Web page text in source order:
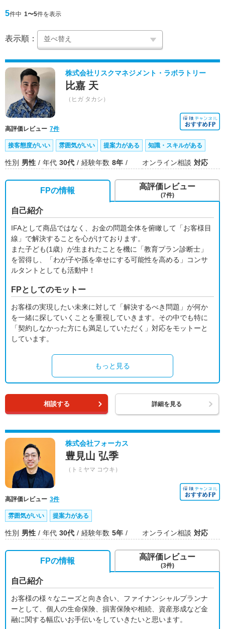
5件中 1〜5件を表示
表示順：
株式会社リスクマネジメント・ラボラトリー
比嘉 天
（ヒガ タカシ）
高評価レビュー 7件
接客態度がいい 雰囲気がいい 提案力がある 知識・スキルがある
性別 男性 年代 30代 経験年数 8年 オンライン相談 対応
FPの情報
自己紹介
IFAとして商品ではなく、お金の問題全体を俯瞰して「お客様目
線」で解決することを心がけております。
また子ども(1歳）が生まれたことを機に「教育プラン診断士」
を習得し、「わが子や孫を幸せにする可能性を高める」コンサ
ルタントとしても活動中！
FPとしてのモットー
お客様の実現したい未来に対して「解決するべき問題」が何か
を一緒に探していくことを重視していきます。その中でも特に
「契約しなかった方にも満足していただく」対応をモットーと
しています。
もっと見る
高評価レビュー
(7件)
相談する 詳細を見る
株式会社フォーカス
豊見山 弘季
（トミヤマ コウキ）
高評価レビュー 3件
雰囲気がいい 提案力がある
性別 男性 年代 30代 経験年数 5年 オンライン相談 対応
FPの情報
自己紹介
お客様の様々なニーズと向き合い、ファイナンシャルプランナ
ーとして、個人の生命保険、損害保険や相続、資産形成など金
融に関する幅広いお手伝いをしていきたいと思います。
高評価レビュー
(3件)